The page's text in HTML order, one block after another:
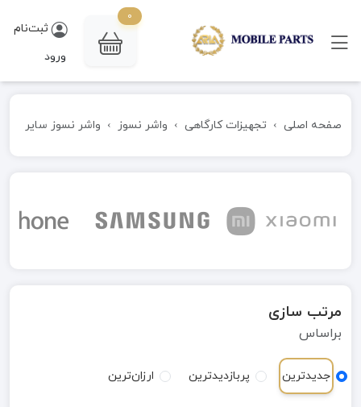
0
ثبت‌نام
ورود
صفحه اصلی تجهیزات کارگاهی واشر نسوز واشر نسوز سایر
مرتب سازی
براساس
جدیدترین پربازدیدترین ارزان‌ترین